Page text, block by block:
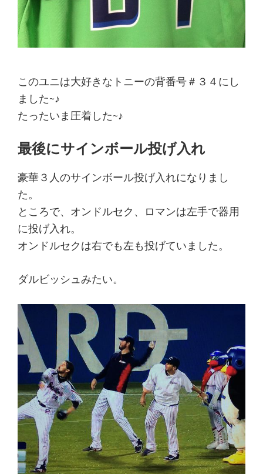
このユニは大好きなトニーの背番号＃３４にし
ました~♪
たったいま圧着した~♪
最後にサインボール投げ入れ
豪華３人のサインボール投げ入れになりまし
た。
ところで、オンドルセク、ロマンは左手で器用
に投げ入れ。
オンドルセクは右でも左も投げていました。
ダルビッシュみたい。